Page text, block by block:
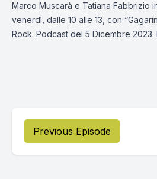
Marco Muscarà e Tatiana Fabbrizio
venerdì, dalle 10 alle 13, con
Rock. Podcast del 5 Dicembre 2023.
Previous Episode